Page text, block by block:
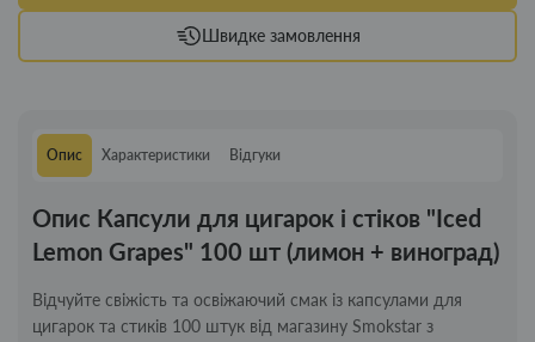
Швидке замовлення
Опис Характеристики Відгуки
Опис Капсули для цигарок і стіков "Iced
Lemon Grapes" 100 шт (лимон + виноград)
Відчуйте свіжість та освіжаючий смак із капсулами для
цигарок та стиків 100 штук від магазину Smokstar з